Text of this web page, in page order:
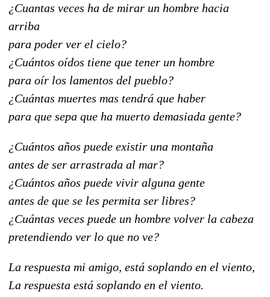
¿Cuantas veces ha de mirar un hombre hacia
arriba
para poder ver el cielo?
¿Cuántos oídos tiene que tener un hombre
para oír los lamentos del pueblo?
¿Cuántas muertes mas tendrá que haber
para que sepa que ha muerto demasiada gente?
¿Cuántos años puede existir una montaña
antes de ser arrastrada al mar?
¿Cuántos años puede vivir alguna gente
antes de que se les permita ser libres?
¿Cuántas veces puede un hombre volver la cabeza
pretendiendo ver lo que no ve?
La respuesta mi amigo, está soplando en el viento,
La respuesta está soplando en el viento.